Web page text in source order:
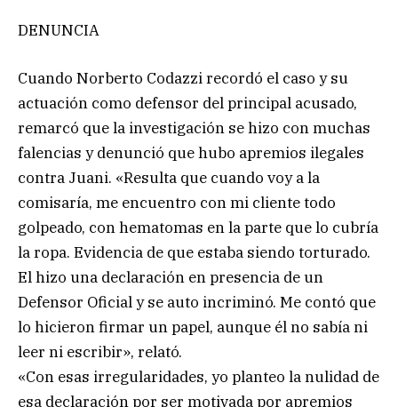
DENUNCIA
Cuando Norberto Codazzi recordó el caso y su
actuación como defensor del principal acusado,
remarcó que la investigación se hizo con muchas
falencias y denunció que hubo apremios ilegales
contra Juani. «Resulta que cuando voy a la
comisaría, me encuentro con mi cliente todo
golpeado, con hematomas en la parte que lo cubría
la ropa. Evidencia de que estaba siendo torturado.
El hizo una declaración en presencia de un
Defensor Oficial y se auto incriminó. Me contó que
lo hicieron firmar un papel, aunque él no sabía ni
leer ni escribir», relató.
«Con esas irregularidades, yo planteo la nulidad de
esa declaración por ser motivada por apremios